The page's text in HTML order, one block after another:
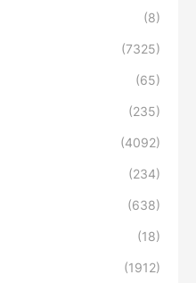
(8)
(7325)
(65)
(235)
(4092)
(234)
(638)
(18)
(1912)